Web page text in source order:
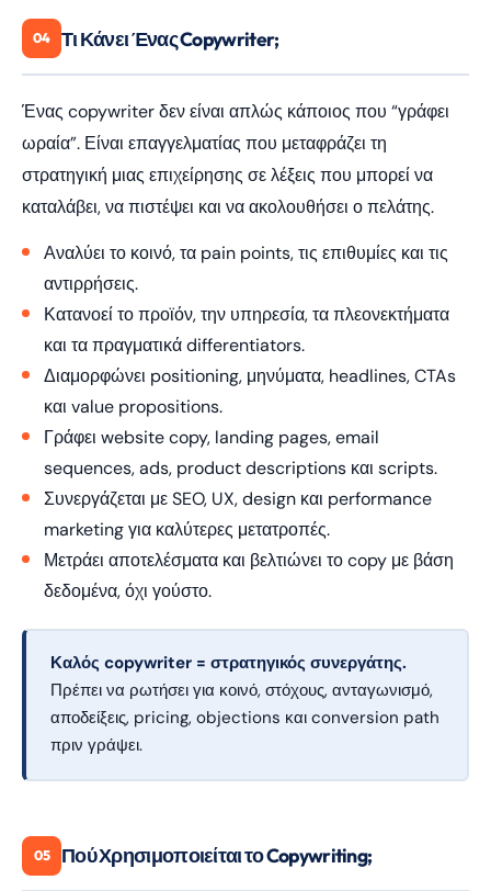
04 Τι Κάνει Ένας Copywriter;
Ένας copywriter δεν είναι απλώς κάποιος που “γράφει
ωραία”. Είναι επαγγελματίας που μεταφράζει τη
στρατηγική μιας επιχείρησης σε λέξεις που μπορεί να
καταλάβει, να πιστέψει και να ακολουθήσει ο πελάτης.
Αναλύει το κοινό, τα pain points, τις επιθυμίες και τις
αντιρρήσεις.
Κατανοεί το προϊόν, την υπηρεσία, τα πλεονεκτήματα
και τα πραγματικά differentiators.
Διαμορφώνει positioning, μηνύματα, headlines, CTAs
και value propositions.
Γράφει website copy, landing pages, email
sequences, ads, product descriptions και scripts.
Συνεργάζεται με SEO, UX, design και performance
marketing για καλύτερες μετατροπές.
Μετράει αποτελέσματα και βελτιώνει το copy με βάση
δεδομένα, όχι γούστο.
Καλός copywriter = στρατηγικός συνεργάτης.
Πρέπει να ρωτήσει για κοινό, στόχους, ανταγωνισμό,
αποδείξεις, pricing, objections και conversion path
πριν γράψει.
05 Πού Χρησιμοποιείται το Copywriting;